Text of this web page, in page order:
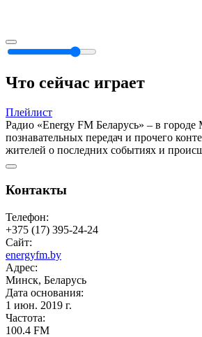
Что сейчас играет
Плейлист
Радио «Energy FM Беларусь» – в
познавательных передач и прочего
жителей о последних событиях и
Контакты
Телефон:
+375 (17) 395-24-24
Сайт:
energyfm.by
Адрес:
Минск, Беларусь
Дата основания:
1 июн. 2019 г.
Частота:
100.4 FM